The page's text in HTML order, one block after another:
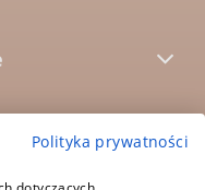
Polityka prywatności